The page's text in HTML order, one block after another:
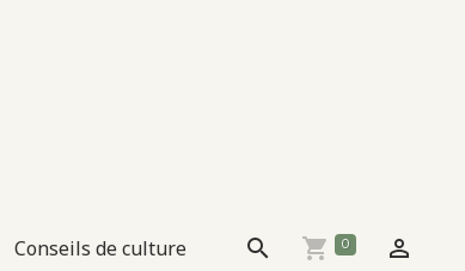
Conseils de culture 0